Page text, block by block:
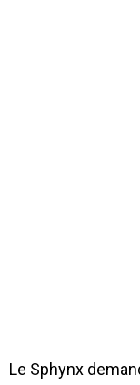
Le Sphynx